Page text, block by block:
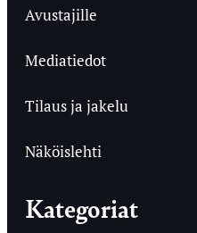
Avustajille
Mediatiedot
Tilaus ja jakelu
Näköislehti
Kategoriat